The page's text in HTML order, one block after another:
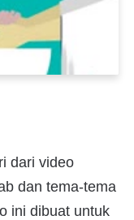
dari video
dan tema-tema
ini dibuat untuk